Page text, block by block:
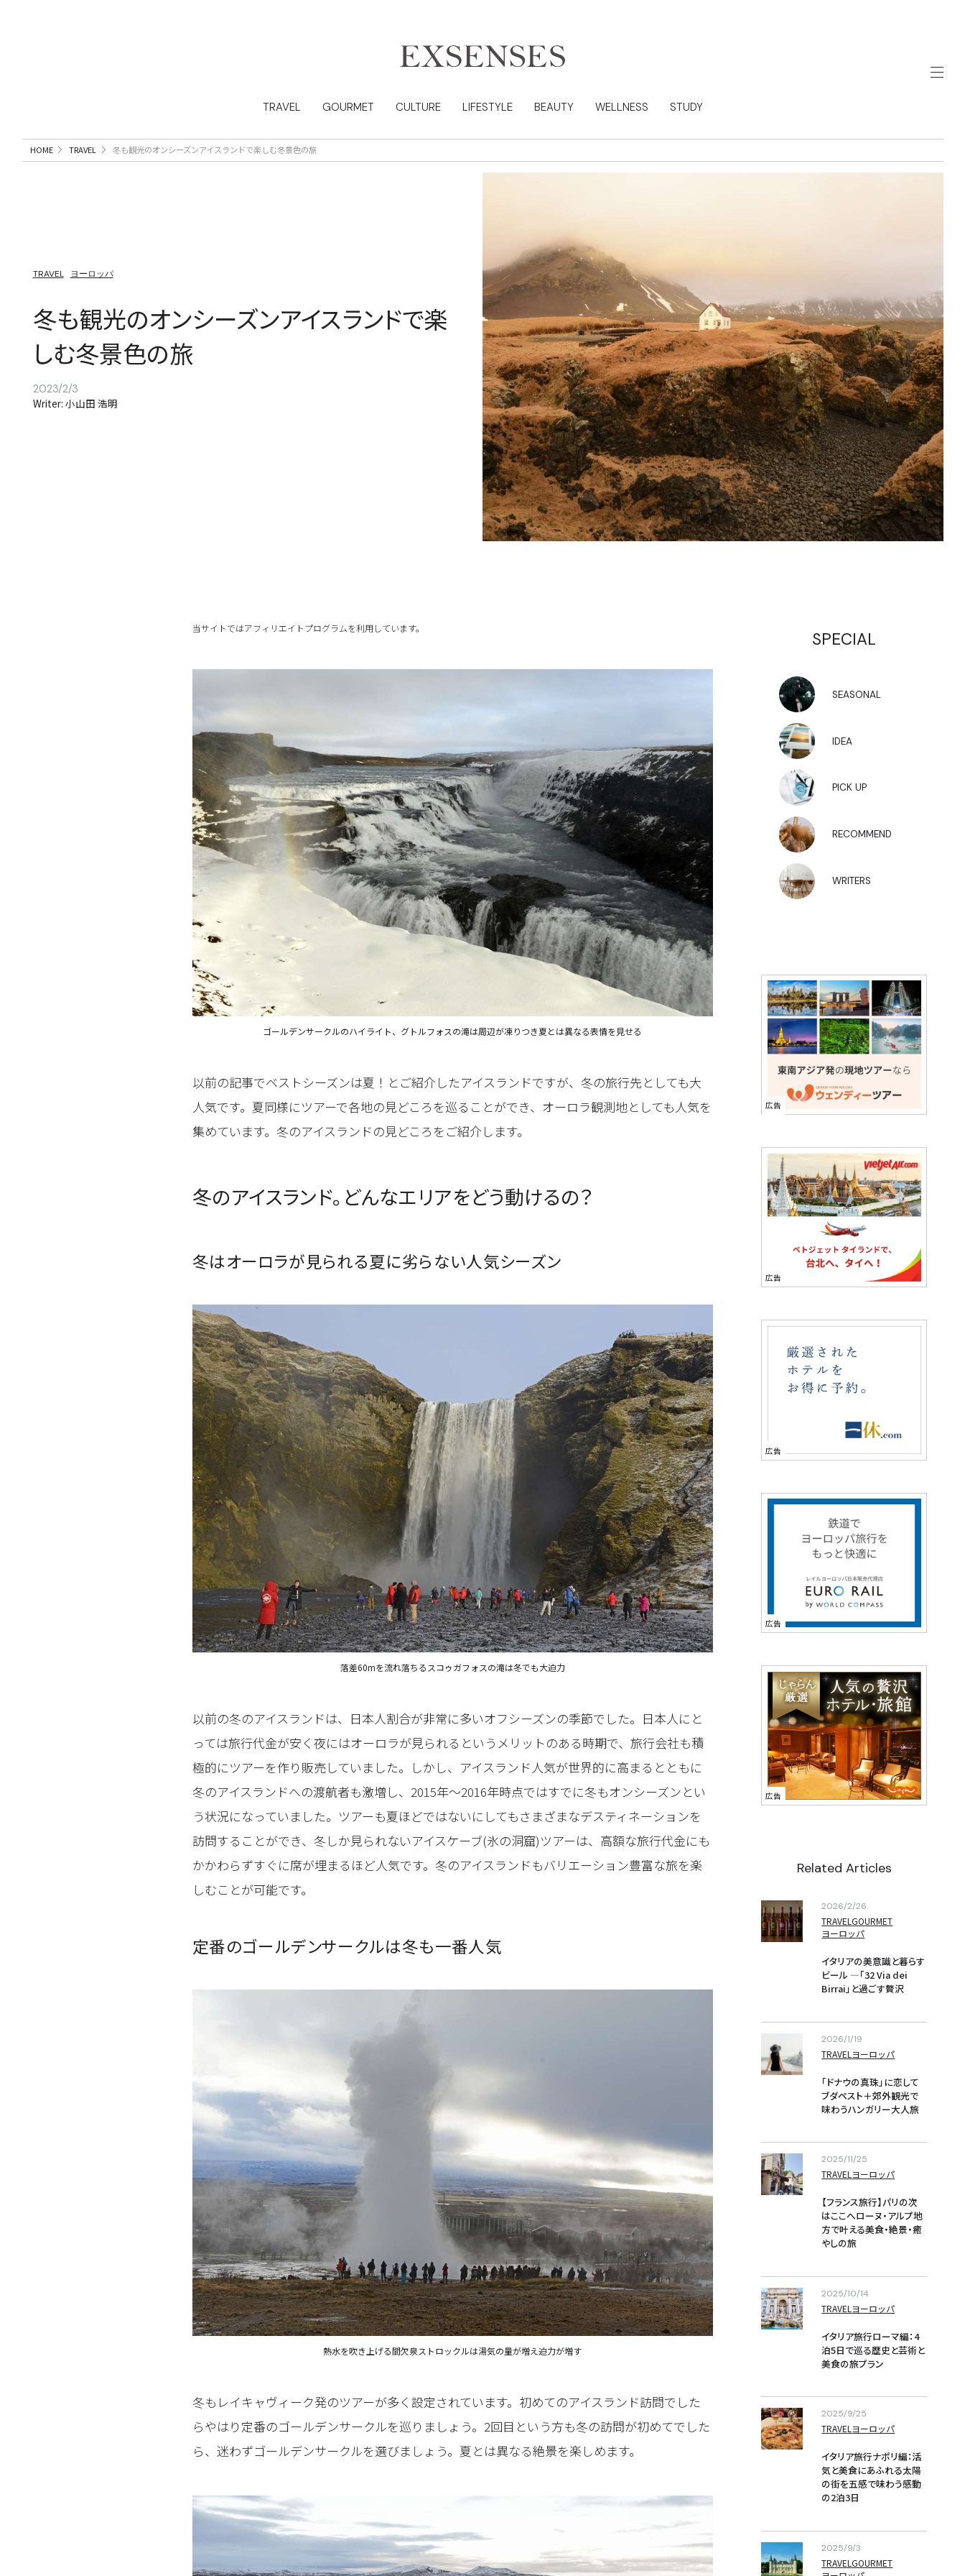
TRAVEL GOURMET CULTURE LIFESTYLE BEAUTY WELLNESS STUDY
HOME TRAVEL 冬も観光のオンシーズンアイスランドで楽しむ冬景色の旅
TRAVEL ヨーロッパ
冬も観光のオンシーズンアイスランドで楽
しむ冬景色の旅
2023/2/3
Writer: 小山田 浩明
当サイトではアフィリエイトプログラムを利用しています。
ゴールデンサークルのハイライト、グトルフォスの滝は周辺が凍りつき夏とは異なる表情を見せる
以前の記事でベストシーズンは夏！とご紹介したアイスランドですが、冬の旅行先としても大
人気です。夏同様にツアーで各地の見どころを巡ることができ、オーロラ観測地としても人気を
集めています。冬のアイスランドの見どころをご紹介します。
冬のアイスランド。どんなエリアをどう動けるの？
冬はオーロラが見られる夏に劣らない人気シーズン
落差60mを流れ落ちるスコゥガフォスの滝は冬でも大迫力
以前の冬のアイスランドは、日本人割合が非常に多いオフシーズンの季節でした。日本人にと
っては旅行代金が安く夜にはオーロラが見られるというメリットのある時期で、旅行会社も積
極的にツアーを作り販売していました。しかし、アイスランド人気が世界的に高まるとともに
冬のアイスランドへの渡航者も激増し、2015年～2016年時点ではすでに冬もオンシーズンとい
う状況になっていました。ツアーも夏ほどではないにしてもさまざまなデスティネーションを
訪問することができ、冬しか見られないアイスケーブ(氷の洞窟)ツアーは、高額な旅行代金にも
かかわらずすぐに席が埋まるほど人気です。冬のアイスランドもバリエーション豊富な旅を楽
しむことが可能です。
定番のゴールデンサークルは冬も一番人気
熱水を吹き上げる間欠泉ストロックルは湯気の量が増え迫力が増す
冬もレイキャヴィーク発のツアーが多く設定されています。初めてのアイスランド訪問でした
らやはり定番のゴールデンサークルを巡りましょう。2回目という方も冬の訪問が初めてでした
ら、迷わずゴールデンサークルを選びましょう。夏とは異なる絶景を楽しめます。
SPECIAL
SEASONAL
IDEA
PICK UP
RECOMMEND
WRITERS
Related Articles
2026/2/26
TRAVELGOURMET
ヨーロッパ
イタリアの美意識と暮らす
ビール —「32 Via dei
Birrai」と過ごす贅沢
2026/1/19
TRAVEL ヨーロッパ
「ドナウの真珠」に恋して
ブダペスト＋郊外観光で
味わうハンガリー大人旅
2025/11/25
TRAVEL ヨーロッパ
【フランス旅行】パリの次
はここへローヌ・アルプ地
方で叶える美食・絶景・癒
やしの旅
2025/10/14
TRAVEL ヨーロッパ
イタリア旅行ローマ編：4
泊5日で巡る歴史と芸術と
美食の旅プラン
2025/9/25
TRAVEL ヨーロッパ
イタリア旅行ナポリ編：活
気と美食にあふれる太陽
の街を五感で味わう感動
の2泊3日
2025/9/3
TRAVELGOURMET